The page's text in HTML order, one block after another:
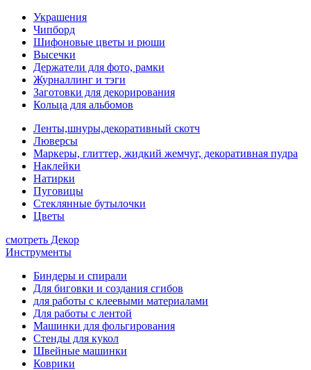
Украшения
Чипборд
Шифоновые цветы и рюши
Высечки
Держатели для фото, рамки
Журналлинг и тэги
Заготовки для декорирования
Кольца для альбомов
Ленты,шнуры,декоративный скотч
Люверсы
Маркеры, глиттер, жидкий жемчуг, декоративная пудра
Наклейки
Натирки
Пуговицы
Стеклянные бутылочки
Цветы
смотреть Декор
Инструменты
Биндеры и спирали
Для биговки и создания сгибов
для работы с клеевыми материалами
Для работы с лентой
Машинки для фольгирования
Стенды для кукол
Швейные машинки
Коврики